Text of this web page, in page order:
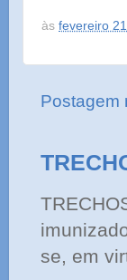
às fevereiro
Postagem
se, em